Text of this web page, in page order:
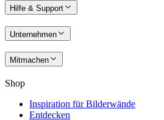
Hilfe & Support
Unternehmen
Mitmachen
Shop
Inspiration für Bilderwände
Entdecken